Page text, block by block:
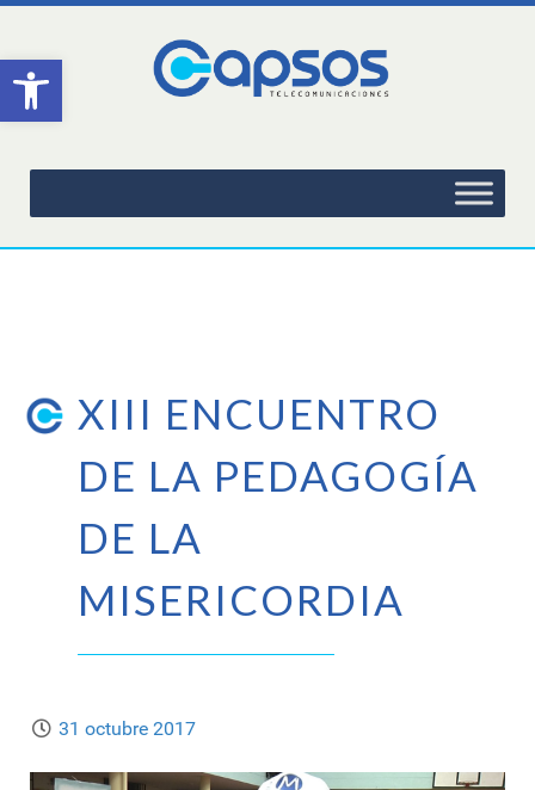
Abrir barra de herramientas
XIII ENCUENTRO
DE LA PEDAGOGÍA
DE LA
MISERICORDIA
31 octubre 2017